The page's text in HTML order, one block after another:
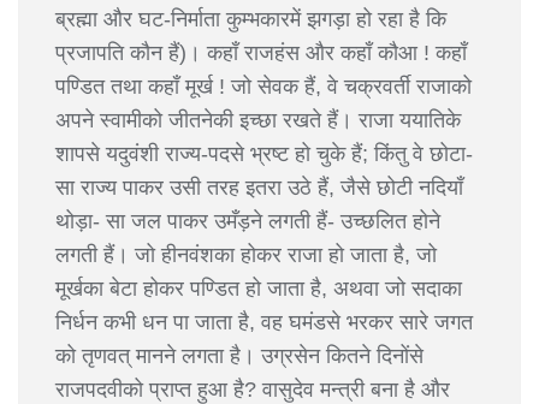
ब्रह्मा और घट-निर्माता कुम्भकारमें झगड़ा हो रहा है कि
प्रजापति कौन हैं)। कहाँ राजहंस और कहाँ कौआ ! कहाँ
पण्डित तथा कहाँ मूर्ख ! जो सेवक हैं, वे चक्रवर्ती राजाको
अपने स्वामीको जीतनेकी इच्छा रखते हैं। राजा ययातिके
शापसे यदुवंशी राज्य-पदसे भ्रष्ट हो चुके हैं; किंतु वे छोटा-
सा राज्य पाकर उसी तरह इतरा उठे हैं, जैसे छोटी नदियाँ
थोड़ा- सा जल पाकर उमँड़ने लगती हैं- उच्छलित होने
लगती हैं। जो हीनवंशका होकर राजा हो जाता है, जो
मूर्खका बेटा होकर पण्डित हो जाता है, अथवा जो सदाका
निर्धन कभी धन पा जाता है, वह घमंडसे भरकर सारे जगत
को तृणवत् मानने लगता है। उग्रसेन कितने दिनोंसे
राजपदवीको प्राप्त हुआ है? वासुदेव मन्त्री बना है और